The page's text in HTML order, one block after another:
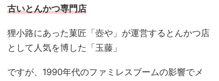
古いとんかつ専門店
狸小路にあった菓匠「壺や」が運営するとんかつ店
として人気を博した「玉藤」
ですが、1990年代のファミレスブームの影響でメ